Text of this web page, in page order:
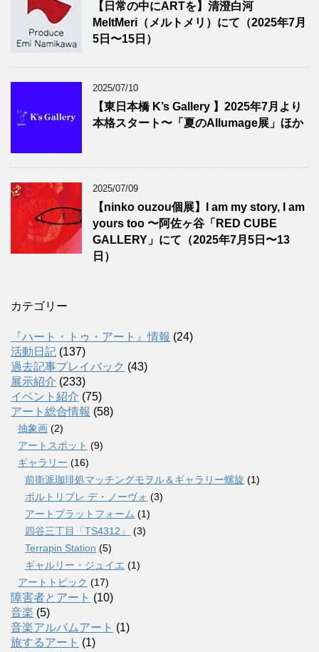
【日常の中にARTを】清澄白河
MeltMeri（メルトメリ）にて（2025年7月
5日〜15日）
2025/07/10
【東日本橋 K’s Gallery 】2025年7月より
本格スタート〜「夏のAllumage展」ほか
2025/07/09
【ninko ouzou個展】I am my story, I am
yours too 〜阿佐ヶ谷「RED CUBE
GALLERY」にて（2025年7月5日〜13
日）
カテゴリー
『ハート・トゥ・アート』情報 (24)
活動日記 (137)
過去記事プレイバック (43)
展示紹介 (233)
イベント紹介 (75)
アート総合情報 (58)
抽象画 (2)
アートスポット (9)
ギャラリー (16)
前衛派珈琲処マッチングモヲル＆ギャラリー螺旋 (1)
ポルトリブレ デ・ノーヴォ (3)
アートプラットフォーム (1)
四谷三丁目「TS4312」
(3)
Terrapin Station (5)
ギャルリー・ジュイエ (1)
アートトピック (17)
障害者とアート (10)
音楽 (5)
音楽アルバムアート (1)
旅するアート (1)